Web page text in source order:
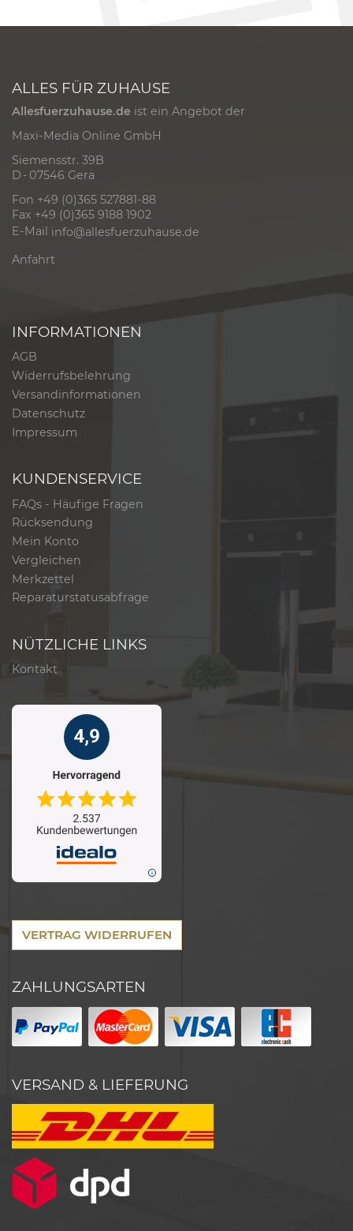
ALLES FÜR ZUHAUSE
Allesfuerzuhause.de ist ein Angebot der
Maxi-Media Online GmbH
Siemensstr. 39B
D - 07546 Gera
Fon +49 (0)365 527881-88
Fax +49 (0)365 9188 1902
E-Mail info@allesfuerzuhause.de
Anfahrt
INFORMATIONEN
AGB
Widerrufsbelehrung
Versandinformationen
Datenschutz
Impressum
KUNDENSERVICE
FAQs - Häufige Fragen
Rücksendung
Mein Konto
Vergleichen
Merkzettel
Reparaturstatusabfrage
NÜTZLICHE LINKS
Kontakt
VERTRAG WIDERRUFEN
ZAHLUNGSARTEN
VERSAND & LIEFERUNG